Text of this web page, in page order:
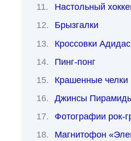
Настольный
Брызгалки
Кроссовки
Пинг-понг
Крашенные челки
Джинсы
Фотографии рок-
Магнитофон